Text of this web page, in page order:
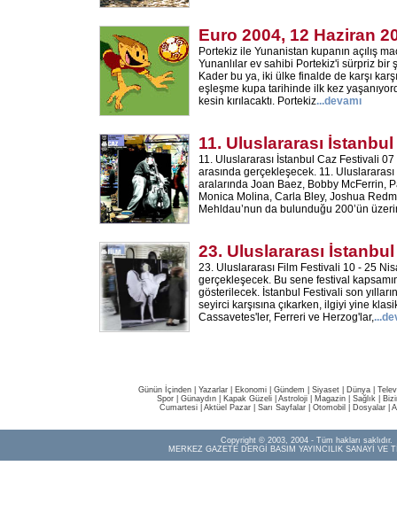
Euro 2004, 12 Haziran
Portekiz ile Yunanistan kupanın açılış
Yunanlılar ev sahibi Portekiz'i sürpriz bir
Kader bu ya, iki ülke finalde de karşı
eşleşme kupa tarihinde ilk kez
kesin kırılacaktı. Portekiz...devamı
11. Uluslararası
11. Uluslararası İstanbul Caz Festivali
arasında gerçekleşecek. 11.
aralarında Joan Baez, Bobby McFerrin,
Monica Molina, Carla Bley, Joshua
Mehldau’nun da bulunduğu 200’ün
23. Uluslararası
23. Uluslararası Film Festivali 10 - 25
gerçekleşecek. Bu sene festival
gösterilecek. İstanbul Festivali son
seyirci karşısına çıkarken, ilgiyi yine
Cassavetes'ler, Ferreri ve Herzog'lar,
Günün İçinden Yazarlar Ekonomi Gündem Siyaset Dünya |
Spor
Günaydın Kapak Güzeli Astroloji Magazin Sağlık
Cumartesi| Aktüel Pazar| Sarı Sayfalar| Otomobil Dosyalar|
Copyright © 2003, 2004 - Tüm hakları saklıdır.
MERKEZ GAZETE DERGİ BASIM YAYINCILIK SANAYİ VE